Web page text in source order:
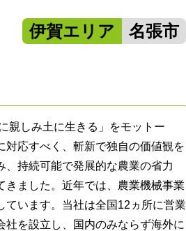
伊賀エリア 名張市
親しみ土に生きる」をモットー
対応すべく、斬新で独自の価値観を
、持続可能で発展的な農業の省力
きました。近年では、農業機械事業
ています。当社は全国12ヵ所に営業
社を設立し、国内のみならず海外に